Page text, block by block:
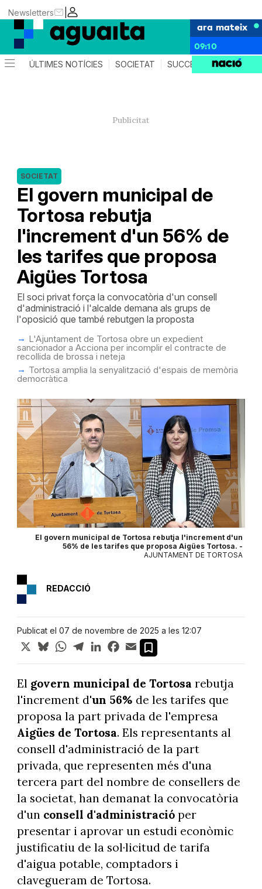
|
Newsletters
ara mateix
09:10
ÚLTIMES NOTÍCIES SOCIETAT SUCCESSOS AGENDA
El govern municipal de
Tortosa rebutja
l'increment d'un 56% de
les tarifes que proposa
Aigües Tortosa
SOCIETAT
El soci privat força la convocatòria d'un consell
d'administració i l'alcalde demana als grups de
l'oposició que també rebutgen la proposta
L'Ajuntament de Tortosa obre un expedient
sancionador a Acciona per incomplir el contracte de
recollida de brossa i neteja
Tortosa amplia la senyalització d'espais de memòria
democràtica
El govern municipal de Tortosa rebutja l'increment d'un
56% de les tarifes que proposa Aigües Tortosa. -
AJUNTAMENT DE TORTOSA
REDACCIÓ
Publicat el 07 de novembre de 2025 a les 12:07
X BlueskyWhatsApp
TelegramLinkedInFacebook
Email
El govern municipal de Tortosa rebutja
l'increment d'un 56% de les tarifes que
proposa la part privada de l'empresa
Aigües de Tortosa. Els representants al
consell d'administració de la part
privada, que representen més d'una
tercera part del nombre de consellers de
la societat, han demanat la convocatòria
d'unconsell d'administracióper
presentar i aprovar un estudi econòmic
justificatiu de la sol·licitud de tarifa
d'aigua potable, comptadors i
clavegueram de Tortosa.